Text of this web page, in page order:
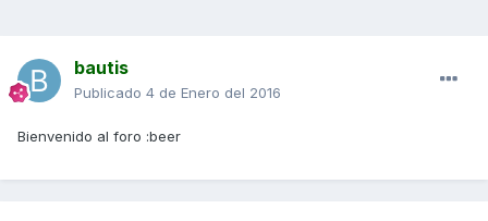
bautis
Publicado 4 de Enero del 2016
Bienvenido al foro :beer